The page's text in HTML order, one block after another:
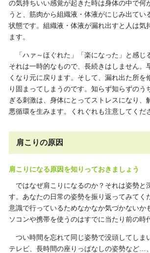
の気持ちいい感覚が起きた時は身体の中で何
うと、筋肉から組織液・体液がにじみ出てい
状態です。組織液・体液が漏れ出すと人は気
ます。
「ハァ～ほぐれた」「楽になった」と感じ
それは一時的なもので、長続きはしません。
くなり元に戻ります。そして、漏れ出た所を
り固まってしまうのです。知らず知らずのう
ぎる刺激は、身体にとってストレスになり、
悪循環を生みます。くれぐれも注意してくだ
肩こりの原因
肩こりになる原因を知りっておきましょう
ではなぜ肩こりになるのか？それは姿勢と
す。あなたの日常の姿勢を振り返ってみてく
意識で行っているためなかなか気づかないか
ソコンや携帯を使うのはすでに当たり前の時
つい時間を忘れて同じ姿勢で没頭してしま
テレビ、長時間の座りっぱなしの姿勢など…